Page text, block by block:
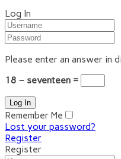
Log In
Please enter an answer in
18 − seventeen =
Remember Me
Lost your password?
Register
Register